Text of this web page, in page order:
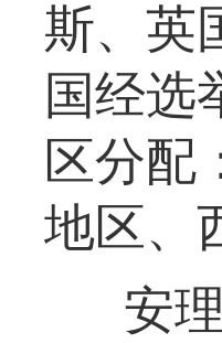
斯、英
国经选
区分配
地区、
安